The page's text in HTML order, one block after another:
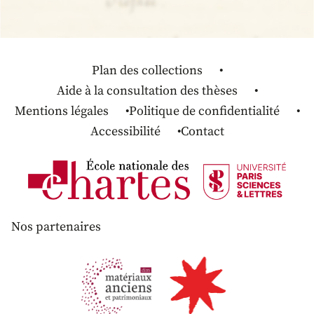
Plan des collections
Aide à la consultation des thèses
Mentions légales
Politique de confidentialité
Accessibilité
Contact
Nos partenaires